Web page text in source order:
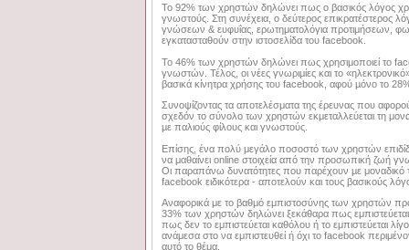
Το 92% των χρηστών δηλώνει πως ο βασικός λόγος
γνωστούς. Στη συνέχεια, ο δεύτερος επικρατέστερος
γνώσεων & ευφυΐας, ερωτηματολόγια προτιμήσεων,
εγκατασταθούν στην ιστοσελίδα του facebook.
Το 46% των χρηστών δηλώνει πως χρησιμοποιεί το
γνωστών. Τέλος, οι νέες γνωριμίες και το
βασικά κίνητρα χρήσης του facebook, αφού µόνο το
Συνοψίζοντας τα αποτελέσματα της έρευνας που
σχεδόν το σύνολο των χρηστών εκμεταλλεύεται τη
µε παλιούς φίλους και γνωστούς.
Επίσης, ένα πολύ μεγάλο ποσοστό των χρηστών
να μαθαίνει online στοιχεία από την προσωπική ζωή
Οι παραπάνω δυνατότητες που παρέχουν µε μοναδικό
facebook ειδικότερα - αποτελούν και τους βασικούς
Αναφορικά με το βαθμό εμπιστοσύνης των χρηστών
33% των χρηστών δηλώνει ξεκάθαρα πως
πως δεν το εμπιστεύεται καθόλου ή το εμπιστεύεται
ανάμεσα στο να εμπιστευθεί ή όχι το facebook
αυτό το θέμα.